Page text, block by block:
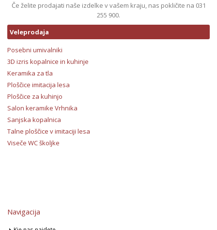
Če želite prodajati naše izdelke v vašem kraju, nas pokličite na 031
255 900.
Veleprodaja
Posebni umivalniki
3D izris kopalnice in kuhinje
Keramika za tla
Ploščice imitacija lesa
Ploščice za kuhinjo
Salon keramike Vrhnika
Sanjska kopalnica
Talne ploščice v imitaciji lesa
Viseče WC školjke
Navigacija